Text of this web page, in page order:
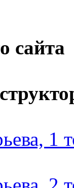
сайта
1